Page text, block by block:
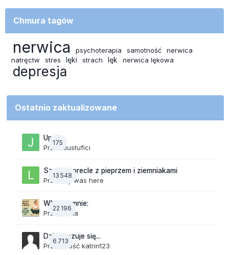
Chmura tagów
nerwica psychoterapia samotność
nerwica
natręctw
stres lęki strach lęk nerwica lękowa
depresja
Ostatnio zaktualizowane
175
Upały
Przez Justufici
13 548
Szalone precle z pieprzem i ziemniakami
Przez lily was here
22 196
Wkurza mnie:
Przezlinka
6 713
Dzisiaj czuje się...
Przez Gość katrin123